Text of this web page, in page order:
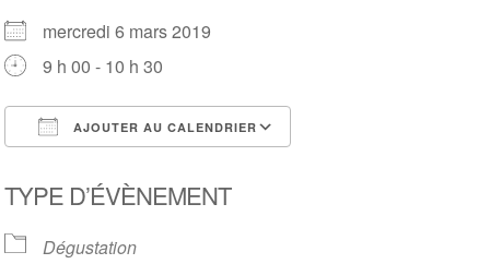
mercredi 6 mars 2019
9 h 00 - 10 h 30
AJOUTER AU CALENDRIER
TYPE D’ÉVÈNEMENT
Dégustation